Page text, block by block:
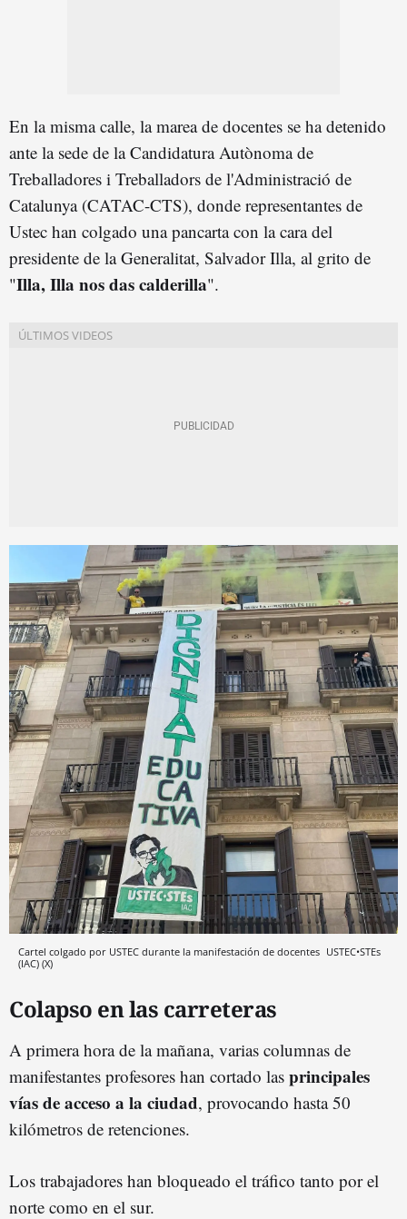
En la misma calle, la marea de docentes se ha detenido
ante la sede de la Candidatura Autònoma de
Treballadores i Treballadors de l'Administració de
Catalunya (CATAC-CTS), donde representantes de
Ustec han colgado una pancarta con la cara del
presidente de la Generalitat, Salvador Illa, al grito de
"Illa, Illa nos das calderilla".
Cartel colgado por USTEC durante la manifestación de docentes USTEC•STEs
(IAC) (X)
Colapso en las carreteras
A primera hora de la mañana, varias columnas de
manifestantes profesores han cortado las principales
vías de acceso a la ciudad, provocando hasta 50
kilómetros de retenciones.
Los trabajadores han bloqueado el tráfico tanto por el
norte como en el sur.